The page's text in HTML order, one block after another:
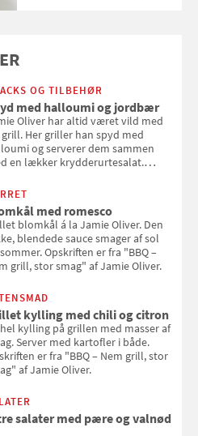
OG TILBEHØR
med halloumi og jordbær
Oliver har altid været vild med
Her griller han spyd med
og serverer dem sammen
en lækker krydderurtesalat.
af Jamie Oliver.
med romesco
blomkål á la Jamie Oliver. Den
blendede sauce smager af sol
Opskriften er fra "BBQ –
grill, stor smag" af Jamie Oliver.
kylling med chili og citron
kylling på grillen med masser af
Server med kartofler i både.
er fra "BBQ – Nem grill, stor
af Jamie Oliver.
salater med pære og valnød